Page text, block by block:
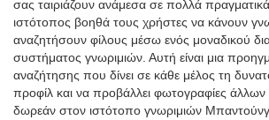
σας ταιριάζουν ανάμεσα σε πολλά
ιστότοπος βοηθά τους χρήστες να κάνουν
αναζητήσουν φίλους μέσω ενός μοναδικού
συστήματος γνωριμιών. Αυτή είναι μια
αναζήτησης που δίνει σε κάθε μέλος τη
προφίλ και να προβάλλει φωτογραφίες άλλων
δωρεάν στον ιστότοπο γνωριμιών